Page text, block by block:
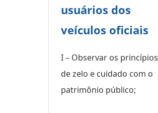
usuários dos
veículos oficiais
I – Observar os princípios
de zelo e cuidado com o
patrimônio público;